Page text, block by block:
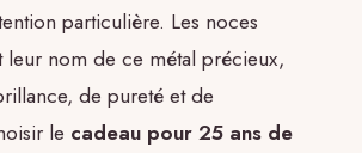
particulière. Les noces
leur nom de ce métal précieux,
de pureté et de
le cadeau pour 25 ans de